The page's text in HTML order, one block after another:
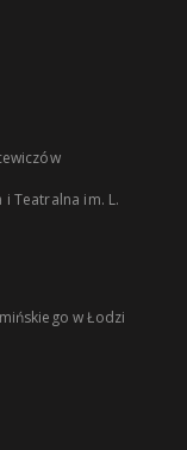
i Teatralna im. L.
w Łodzi